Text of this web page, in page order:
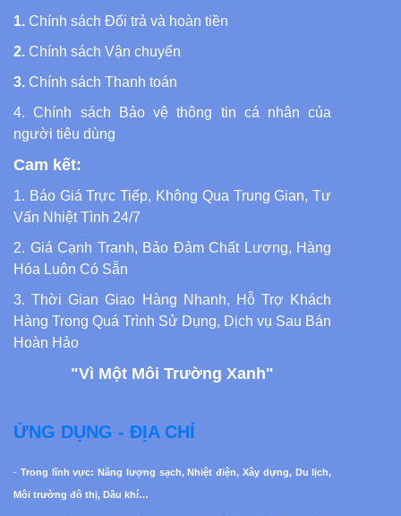
1. Chính sách Đổi trả và hoàn tiền
2. Chính sách Vận chuyển
3. Chính sách Thanh toán
4. Chính sách Bảo vệ thông tin cá nhân của
người tiêu dùng
Cam kết:
1. Báo Giá Trực Tiếp, Không Qua Trung Gian, Tư
Vấn Nhiệt Tình 24/7
2. Giá Cạnh Tranh, Bảo Đảm Chất Lượng, Hàng
Hóa Luôn Có Sẵn
3. Thời Gian Giao Hàng Nhanh, Hỗ Trợ Khách
Hàng Trong Quá Trình Sử Dụng, Dịch vụ Sau Bán
Hoàn Hảo
"Vì Một Môi Trường Xanh"
ỨNG DỤNG - ĐỊA CHỈ
- Trong lĩnh vực: Năng lượng sạch, Nhiệt điện, Xây dựng, Du lịch,
Môi trường đô thị, Dầu khí…